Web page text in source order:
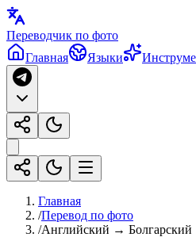
Переводчик по фото
Главная
Языки
Главная
/Перевод по фото
/Английский → Болгарский